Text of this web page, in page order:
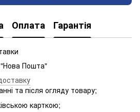
Оплата Гарантія
Пошта"
та після огляду товару;
карткою;